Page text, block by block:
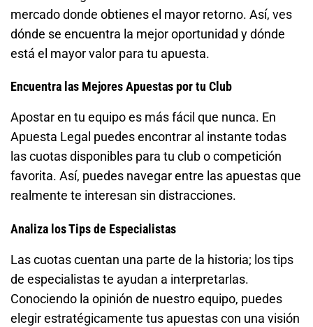
mercado donde obtienes el mayor retorno. Así, ves
dónde se encuentra la mejor oportunidad y dónde
está el mayor valor para tu apuesta.
Encuentra las Mejores Apuestas por tu Club
Apostar en tu equipo es más fácil que nunca. En
Apuesta Legal puedes encontrar al instante todas
las cuotas disponibles para tu club o competición
favorita. Así, puedes navegar entre las apuestas que
realmente te interesan sin distracciones.
Analiza los Tips de Especialistas
Las cuotas cuentan una parte de la historia; los tips
de especialistas te ayudan a interpretarlas.
Conociendo la opinión de nuestro equipo, puedes
elegir estratégicamente tus apuestas con una visión